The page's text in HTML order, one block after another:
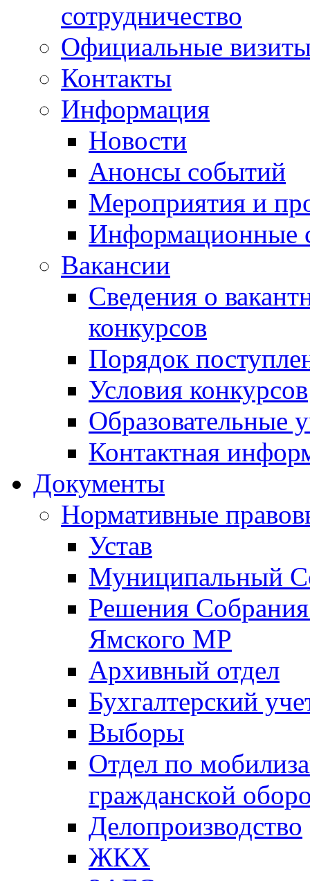
сотрудничество
Официальные
Контакты
Информация
Новости
Анонсы событий
Мероприятия и
Информационные
Вакансии
Сведения о
конкурсов
Порядок
Условия конкурсов
Образовательные
Контактная
Документы
Нормативные
Устав
Муниципальный
Решения
Ямского МР
Архивный отдел
Бухгалтерский
Выборы
Отдел по
гражданской
Делопроизводство
ЖКХ